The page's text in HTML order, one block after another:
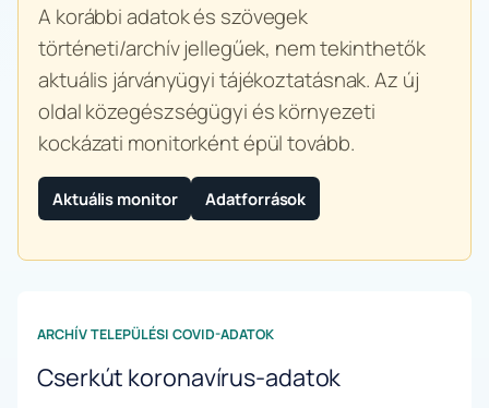
A korábbi adatok és szövegek
történeti/archív jellegűek, nem tekinthetők
aktuális járványügyi tájékoztatásnak. Az új
oldal közegészségügyi és környezeti
kockázati monitorként épül tovább.
Aktuális monitor Adatforrások
ARCHÍV TELEPÜLÉSI COVID-ADATOK
Cserkút koronavírus-adatok